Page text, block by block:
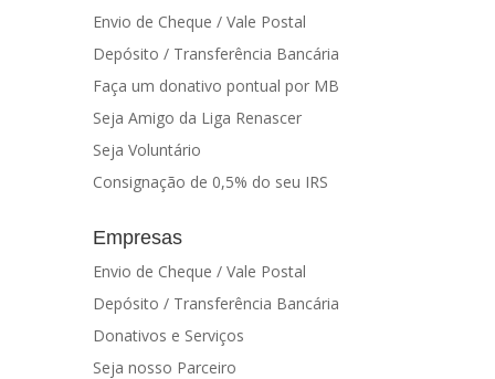
Envio de Cheque / Vale Postal
Depósito / Transferência Bancária
Faça um donativo pontual por MB
Seja Amigo da Liga Renascer
Seja Voluntário
Consignação de 0,5% do seu IRS
Empresas
Envio de Cheque / Vale Postal
Depósito / Transferência Bancária
Donativos e Serviços
Seja nosso Parceiro